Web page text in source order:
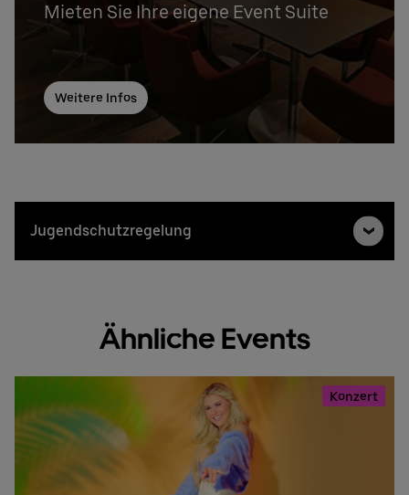
Mieten Sie Ihre eigene Event Suite
Weitere Infos
Jugendschutzregelung
Ähnliche Events
Konzert